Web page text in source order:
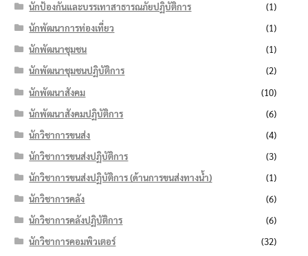
นักป้องกันและบรรเทาสาธารณภัยปฏิบัติการ
(1)
นักพัฒนาการท่องเที่ยว
(1)
นักพัฒนาชุมชน
(1)
นักพัฒนาชุมชนปฏิบัติการ
(2)
นักพัฒนาสังคม
(10)
นักพัฒนาสังคมปฏิบัติการ
(6)
นักวิชาการขนส่ง
(4)
นักวิชาการขนส่งปฏิบัติการ
(3)
นักวิชาการขนส่งปฏิบัติการ (ด้านการขนส่งทางน้ำ)
(1)
นักวิชาการคลัง
(6)
นักวิชาการคลังปฏิบัติการ
(6)
นักวิชาการคอมพิวเตอร์
(32)